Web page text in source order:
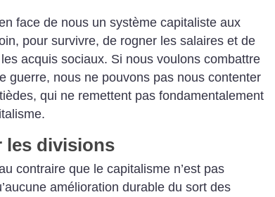
face de nous un système capitaliste aux
pour survivre, de rogner les salaires et de
acquis sociaux. Si nous voulons combattre
guerre, nous ne pouvons pas nous contenter
qui ne remettent pas fondamentalement
les divisions
contraire que le capitalisme n’est pas
amélioration durable du sort des